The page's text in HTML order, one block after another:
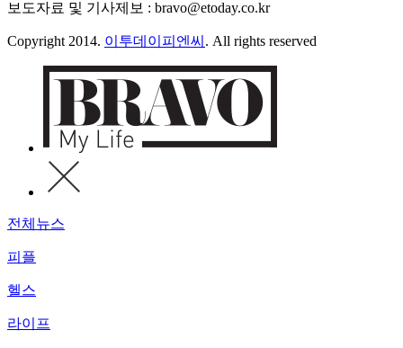
보도자료 및 기사제보 : bravo@etoday.co.kr
Copyright 2014. 이투데이피엔씨 . All rights reserved
전체뉴스
피플
헬스
라이프